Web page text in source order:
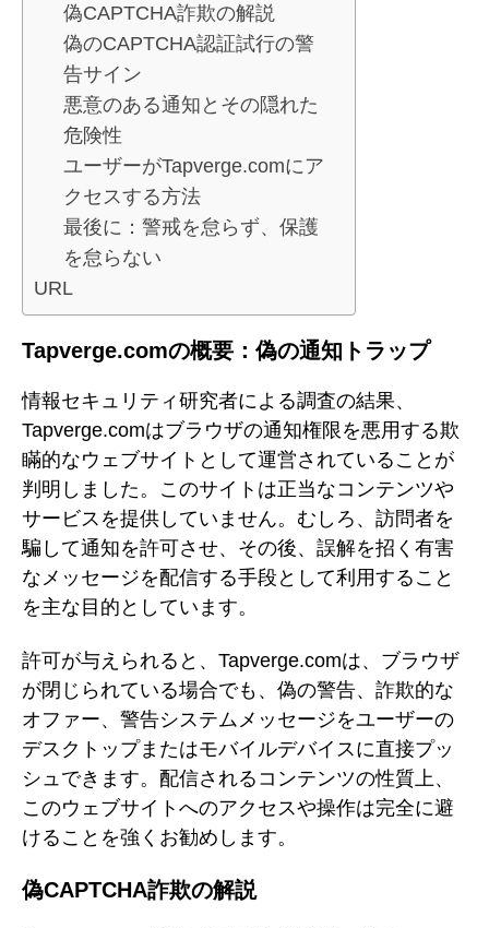
偽CAPTCHA詐欺の解説
偽のCAPTCHA認証試行の警
告サイン
悪意のある通知とその隠れた
危険性
ユーザーがTapverge.comにア
クセスする方法
最後に：警戒を怠らず、保護
を怠らない
URL
Tapverge.comの概要：偽の通知トラップ
情報セキュリティ研究者による調査の結果、
Tapverge.comはブラウザの通知権限を悪用する欺
瞞的なウェブサイトとして運営されていることが
判明しました。このサイトは正当なコンテンツや
サービスを提供していません。むしろ、訪問者を
騙して通知を許可させ、その後、誤解を招く有害
なメッセージを配信する手段として利用すること
を主な目的としています。
許可が与えられると、Tapverge.comは、ブラウザ
が閉じられている場合でも、偽の警告、詐欺的な
オファー、警告システムメッセージをユーザーの
デスクトップまたはモバイルデバイスに直接プッ
シュできます。配信されるコンテンツの性質上、
このウェブサイトへのアクセスや操作は完全に避
けることを強くお勧めします。
偽CAPTCHA詐欺の解説